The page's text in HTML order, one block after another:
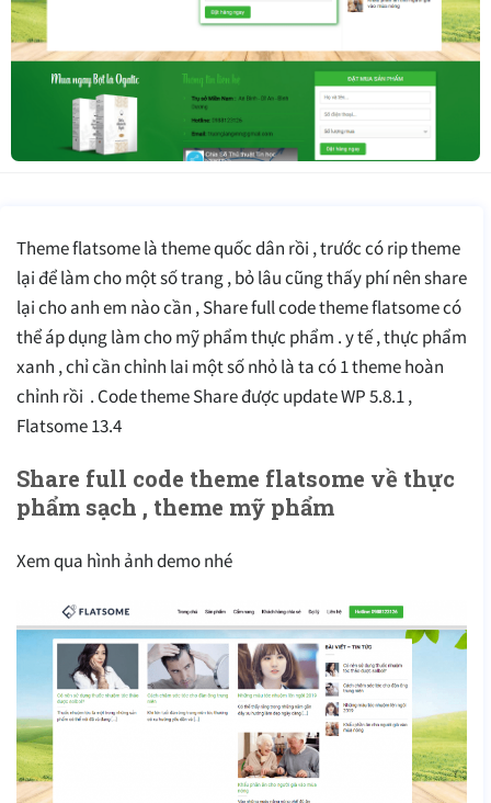
Theme flatsome là theme quốc dân rồi , trước có rip theme
lại để làm cho một số trang , bỏ lâu cũng thấy phí nên share
lại cho anh em nào cần , Share full code theme flatsome có
thể áp dụng làm cho mỹ phẩm thực phẩm . y tế , thực phẩm
xanh , chỉ cần chỉnh lai một số nhỏ là ta có 1 theme hoàn
chỉnh rồi . Code theme Share được update WP 5.8.1 ,
Flatsome 13.4
Share full code theme flatsome về thực
phẩm sạch , theme mỹ phẩm
Xem qua hình ảnh demo nhé